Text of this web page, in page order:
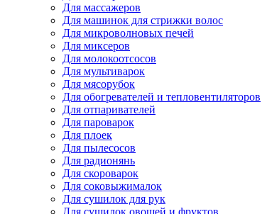
Для массажеров
Для машинок для стрижки волос
Для микроволновых печей
Для миксеров
Для молокоотсосов
Для мультиварок
Для мясорубок
Для обогревателей и тепловентиляторов
Для отпаривателей
Для пароварок
Для плоек
Для пылесосов
Для радионянь
Для скороварок
Для соковыжималок
Для сушилок для рук
Для сушилок овощей и фруктов